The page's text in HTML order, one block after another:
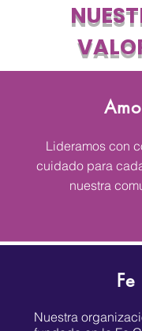
Lideramos con
cuidado para
nuestra
Fe
Nuestra